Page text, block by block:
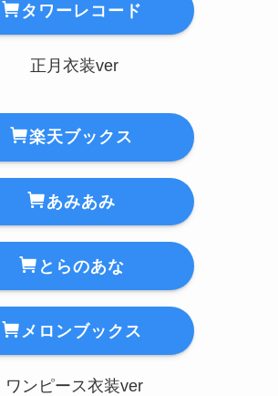
タワーレコード
正月衣装ver
楽天ブックス
あみあみ
とらのあな
メロンブックス
ワンピース衣装ver